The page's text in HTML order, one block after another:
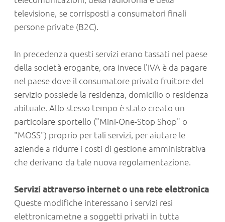
televisione, se corrisposti a consumatori finali
persone private (B2C).
In precedenza questi servizi erano tassati nel paese
della società erogante, ora invece l'IVA è da pagare
nel paese dove il consumatore privato fruitore del
servizio possiede la residenza, domicilio o residenza
abituale. Allo stesso tempo è stato creato un
particolare sportello ("Mini-One-Stop Shop" o
"MOSS") proprio per tali servizi, per aiutare le
aziende a ridurre i costi di gestione amministrativa
che derivano da tale nuova regolamentazione.
Servizi attraverso internet o una rete elettronica
Queste modifiche interessano i servizi resi
elettronicametne a soggetti privati in tutta